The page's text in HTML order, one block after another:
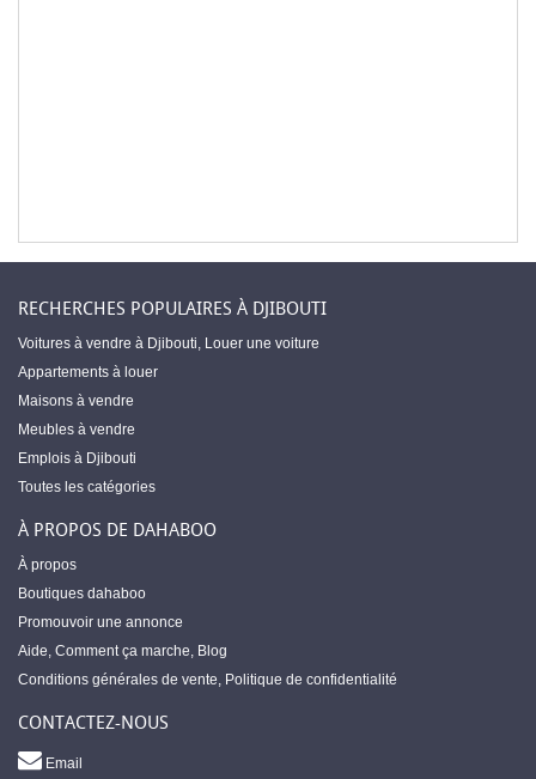
RECHERCHES POPULAIRES À DJIBOUTI
Voitures à vendre à Djibouti, Louer une voiture
Appartements à louer
Maisons à vendre
Meubles à vendre
Emplois à Djibouti
Toutes les catégories
À PROPOS DE DAHABOO
À propos
Boutiques dahaboo
Promouvoir une annonce
Aide, Comment ça marche, Blog
Conditions générales de vente, Politique de confidentialité
CONTACTEZ-NOUS
Email